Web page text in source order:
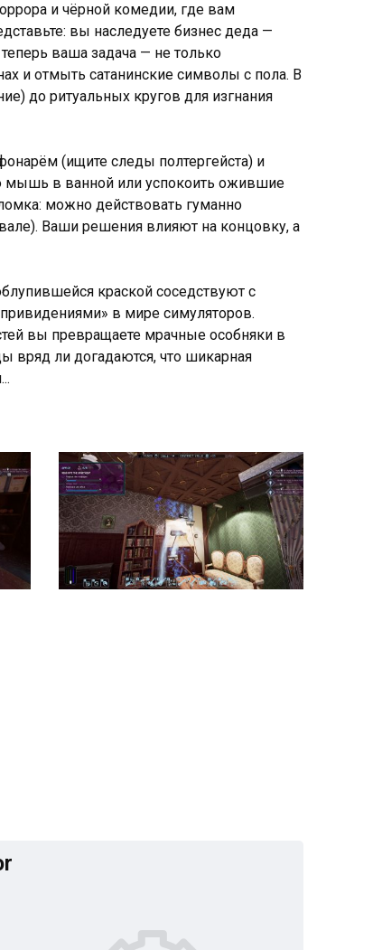
и чёрной комедии, где вам
вы наследуете бизнес деда —
ваша задача — не только
и отмыть сатанинские символы с пола. В
до ритуальных кругов для изгнания
(ищите следы полтергейста) и
мышь в ванной или успокоить ожившие
можно действовать гуманно
Ваши решения влияют на концовку, а
краской соседствуют с
в мире симуляторов.
вы превращаете мрачные особняки в
вряд ли догадаются, что шикарная